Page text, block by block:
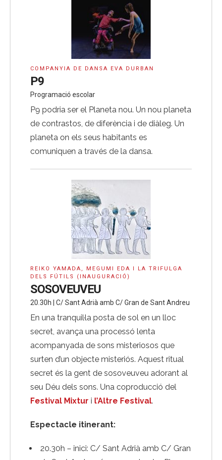
COMPANYIA DE DANSA EVA DURBAN
P9
Programació escolar
P9 podria ser el Planeta nou. Un nou planeta
de contrastos, de diferència i de diàleg. Un
planeta on els seus habitants es
comuniquen a través de la dansa.
REIKO YAMADA, MEGUMI EDA I LA TRIFULGA
DELS FÚTILS (INAUGURACIÓ)
SOSOVEUVEU
20.30h | C/ Sant Adrià amb C/ Gran de Sant Andreu
En una tranquil·la posta de sol en un lloc
secret, avança una processó lenta
acompanyada de sons misteriosos que
surten d’un objecte misteriós. Aquest ritual
secret és la gent de sosoveuveu adorant al
seu Déu dels sons. Una coproducció del
Festival Mixtur i l’Altre Festival.
Espectacle itinerant:
20.30h – inici: C/ Sant Adrià amb C/ Gran